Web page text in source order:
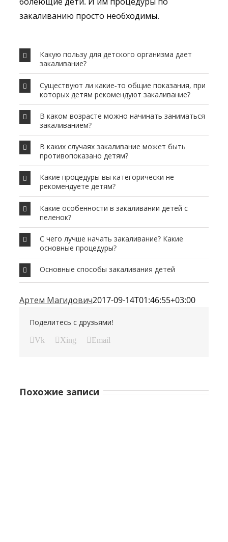
закаливанию просто необходимы.
Какую пользу для детского организма дает
закаливание?
Существуют ли какие-то общие показания, при
которых детям рекомендуют закаливание?
В каком возрасте можно начинать заниматься
закаливанием?
В каких случаях закаливание может быть
противопоказано детям?
Какие процедуры вы категорически не
рекомендуете детям?
Какие особенности в закаливании детей с
пеленок?
С чего лучше начать закаливание? Какие
основные процедуры?
Основные способы закаливания детей
Артем Магидович2017-09-14T01:46:55+03:00
Поделитесь с друзьями!
Vk Xing Email
Похожие записи